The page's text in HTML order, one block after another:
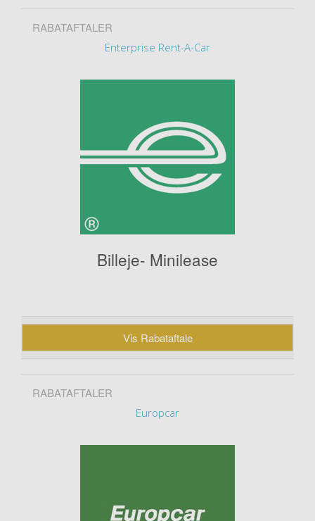
RABATAFTALER
Enterprise Rent-A-Car
Billeje- Minilease
Vis Rabataftale
RABATAFTALER
Europcar